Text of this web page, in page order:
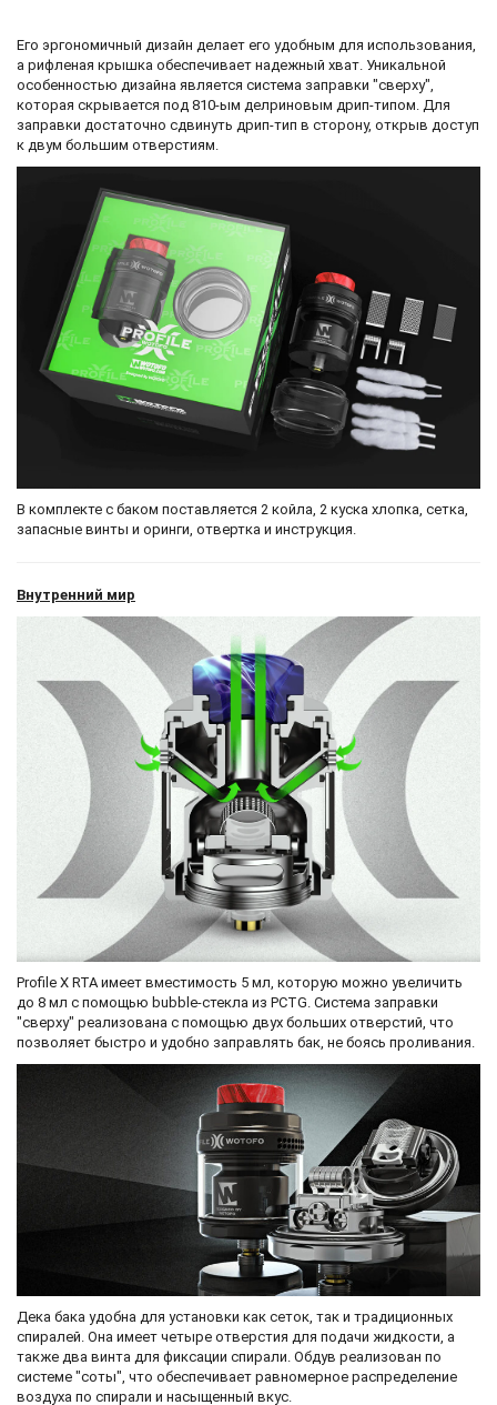
Его эргономичный дизайн делает его удобным для использования,
а рифленая крышка обеспечивает надежный хват. Уникальной
особенностью дизайна является система заправки "сверху",
которая скрывается под 810-ым делриновым дрип-типом. Для
заправки достаточно сдвинуть дрип-тип в сторону, открыв доступ
к двум большим отверстиям.
В комплекте с баком поставляется 2 койла, 2 куска хлопка, сетка,
запасные винты и оринги, отвертка и инструкция.
Внутренний мир
Profile X RTA имеет вместимость 5 мл, которую можно увеличить
до 8 мл с помощью bubble-стекла из PCTG. Система заправки
"сверху" реализована с помощью двух больших отверстий, что
позволяет быстро и удобно заправлять бак, не боясь проливания.
Дека бака удобна для установки как сеток, так и традиционных
спиралей. Она имеет четыре отверстия для подачи жидкости, а
также два винта для фиксации спирали. Обдув реализован по
системе "соты", что обеспечивает равномерное распределение
воздуха по спирали и насыщенный вкус.